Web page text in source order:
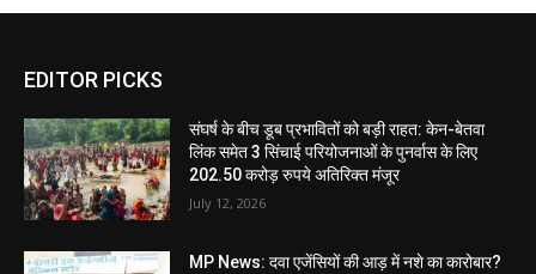
EDITOR PICKS
संघर्ष के बीच डूब प्रभावितों को बड़ी राहत: केन-बेतवा
लिंक समेत 3 सिंचाई परियोजनाओं के पुनर्वास के लिए
202.50 करोड़ रुपये अतिरिक्त मंजूर
July 12, 2026
MP News: दवा एजेंसियों की आड़ में नशे का कारोबार?